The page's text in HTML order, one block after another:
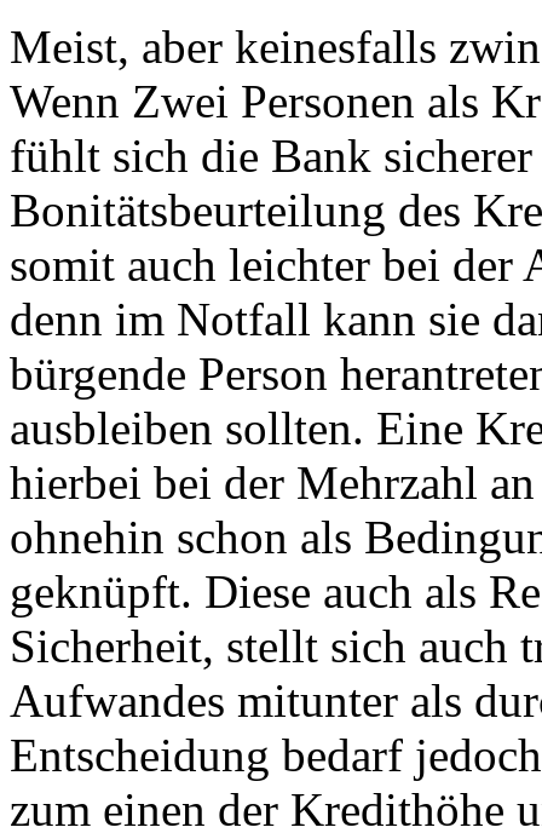
Meist, aber keinesfalls
Wenn Zwei Personen als
fühlt sich die Bank
Bonitätsbeurteilung des
somit auch leichter bei der
denn im Notfall kann sie
bürgende Person
ausbleiben sollten. Eine
hierbei bei der Mehrzahl
ohnehin schon als
geknüpft. Diese auch als
Sicherheit, stellt sich auch
Aufwandes mitunter als
Entscheidung bedarf
zum einen der Kredithöhe